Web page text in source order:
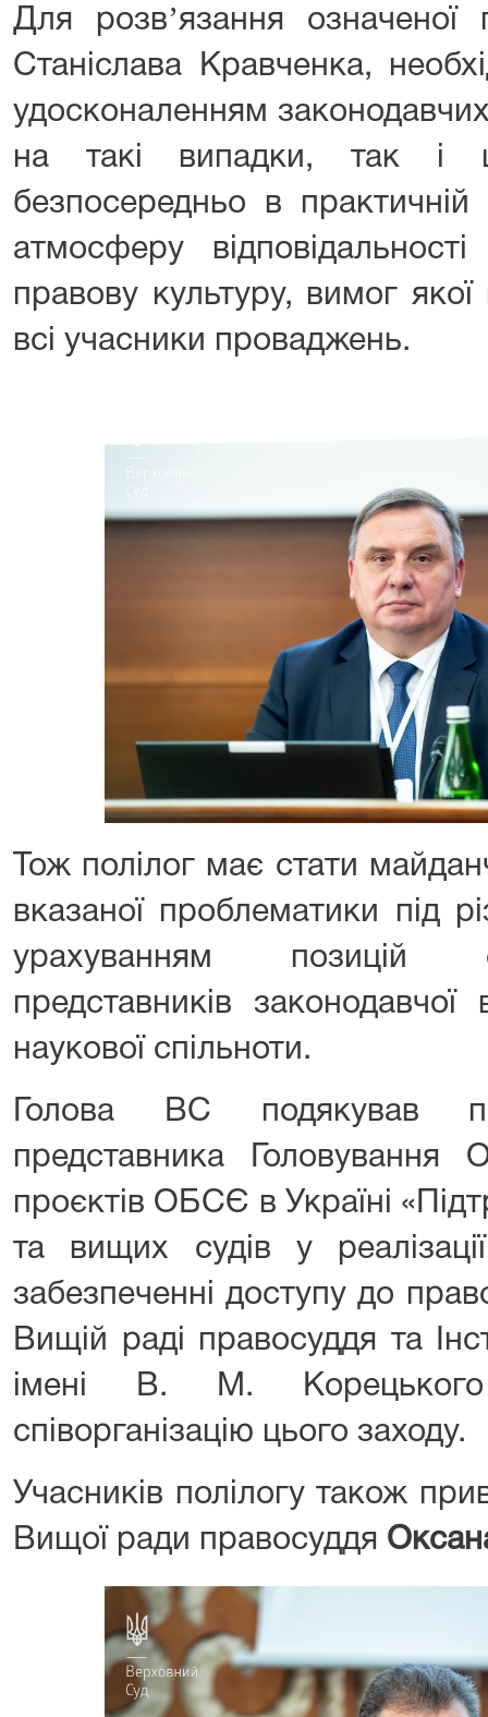
Для розвʼязання
Станіслава Кравченка,
удосконаленням
на такі випадки, так і
безпосередньо в
атмосферу
правову культуру, вимог
всі учасники проваджень.
Тож полілог має стати
вказаної проблематики під
урахуванням позицій
представників законодавчої
наукової спільноти.
Голова ВС подякував
представника
проєктів ОБСЄ в Україні
та вищих судів у
забезпеченні доступу до
Вищій раді правосуддя та
імені В. М.
співорганізацію цього заходу.
Учасників полілогу також
Вищої ради правосуддя